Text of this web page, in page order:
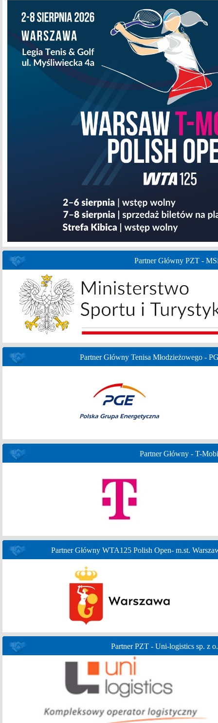
Partner Główny PZT -
Partner Główny Tenisa Młodzieżowego -
Partner Główny - T-
Partner Główny WTA125 Polish Open- m.st.
Partner PZT - Uni-logistics sp. z